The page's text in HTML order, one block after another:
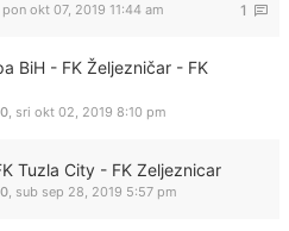
1
pon okt 07, 2019 11:44 am
BiH - FK Željezničar - FK
, sri okt 02, 2019 8:10 pm
Tuzla City - FK Zeljeznicar
, sub sep 28, 2019 5:57 pm